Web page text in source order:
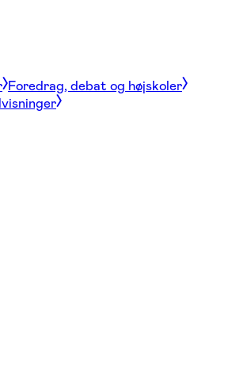
Foredrag, debat og højskoler